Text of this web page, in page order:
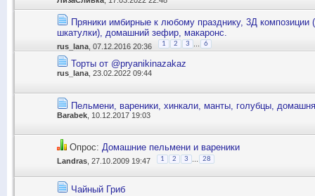
Пряники имбирные к любому празднику, 3Д композиции
шкатулки), домашний зефир, макаронс.
rus_lana , 07.12.2016 20:36 1 2 3 ... 6
Торты от @pryanikinazakaz
rus_lana, 23.02.2022 09:44
Пельмени, вареники, хинкали, манты, голубцы,
Barabek , 10.12.2017 19:03
Опрос: Домашние пельмени и вареники
Landras , 27.10.2009 19:47 1 2 3 28
Чайный Гриб